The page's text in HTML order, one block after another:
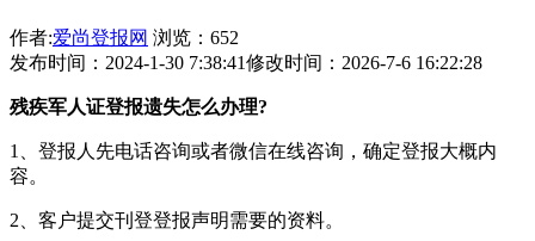
作者:爱尚登报网 浏览：652
发布时间：2024-1-30 7:38:41修改时间：2026-7-6 16:22:28
残疾军人证登报遗失怎么办理?
1、登报人先电话咨询或者微信在线咨询，确定登报大概内
容。
2、客户提交刊登登报声明需要的资料。